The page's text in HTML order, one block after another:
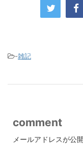
-雑記
comment
メールアドレスが公